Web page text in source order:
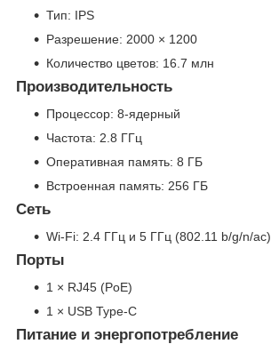
Тип: IPS
Разрешение: 2000 × 1200
Количество цветов: 16.7 млн
Производительность
Процессор: 8-ядерный
Частота: 2.8 ГГц
Оперативная память: 8 ГБ
Встроенная память: 256 ГБ
Сеть
Wi-Fi: 2.4 ГГц и 5 ГГц (802.11 b/g/n/ac)
Порты
1 × RJ45 (PoE)
1 × USB Type-C
Питание и энергопотребление